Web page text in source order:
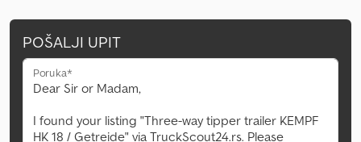
POŠALJI UPIT
Poruka*